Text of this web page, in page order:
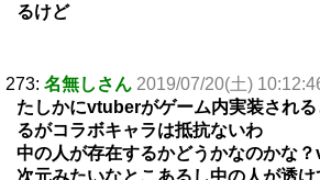
るけど
273: 名無しさん 2019/07/20(土)
たしかにvtuberがゲーム内実装され
るがコラボキャラは抵抗ないわ
中の人が存在するかどうかなのかな
次元みたいなとこあるし中の人が透け